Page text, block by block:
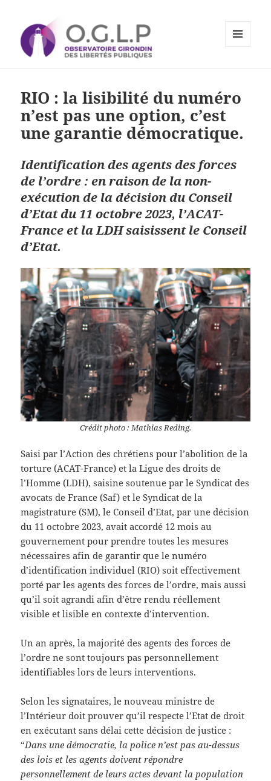
Libertés Publiques
RIO : la lisibilité du numéro
n’est pas une option, c’est
une garantie démocratique.
Identification des agents des forces
de l’ordre : en raison de la non-
exécution de la décision du Conseil
d’Etat du 11 octobre 2023, l’ACAT-
France et la LDH saisissent le Conseil
d’Etat.
Crédit photo : Mathias Reding.
Saisi par l’Action des chrétiens pour l’abolition de la
torture (ACAT-France) et la Ligue des droits de
l’Homme (LDH), saisine soutenue par le Syndicat des
avocats de France (Saf) et le Syndicat de la
magistrature (SM), le Conseil d’Etat, par une décision
du 11 octobre 2023, avait accordé 12 mois au
gouvernement pour prendre toutes les mesures
nécessaires afin de garantir que le numéro
d’identification individuel (RIO) soit effectivement
porté par les agents des forces de l’ordre, mais aussi
qu’il soit agrandi afin d’être rendu réellement
visible et lisible en contexte d’intervention.
Un an après, la majorité des agents des forces de
l’ordre ne sont toujours pas personnellement
identifiables lors de leurs interventions.
Selon les signataires, le nouveau ministre de
l’Intérieur doit prouver qu’il respecte l’Etat de droit
en exécutant sans délai cette décision de justice :
“Dans une démocratie, la police n’est pas au-dessus
des lois et les agents doivent répondre
personnellement de leurs actes devant la population